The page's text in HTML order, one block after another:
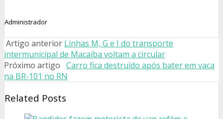
Administrador
Artigo anterior Linhas M, G e I do transporte
intermunicipal de Macaíba voltam a circular
Próximo artigo Carro fica destruído após bater em vaca
na BR-101 no RN
Related Posts